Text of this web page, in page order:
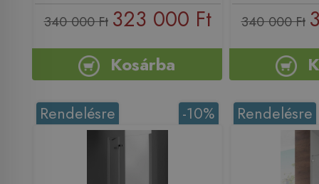
340 000 Ft 323 000 Ft
Kosárba
340 000 Ft
-10%
Rendelésre Rendelésre